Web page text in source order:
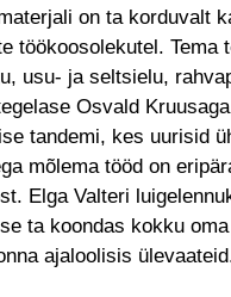
on ta korduvalt
töökoosolekutel.
usu- ja seltsielu,
Osvald
tandemi, kes uurisid
mõlema tööd on
Elga Valteri
ta koondas kokku
ajaloolisis